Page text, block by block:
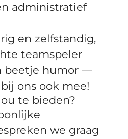
administratief
en zelfstandig,
teamspeler
beetje humor —
ons ook mee!
te bieden?
we graag